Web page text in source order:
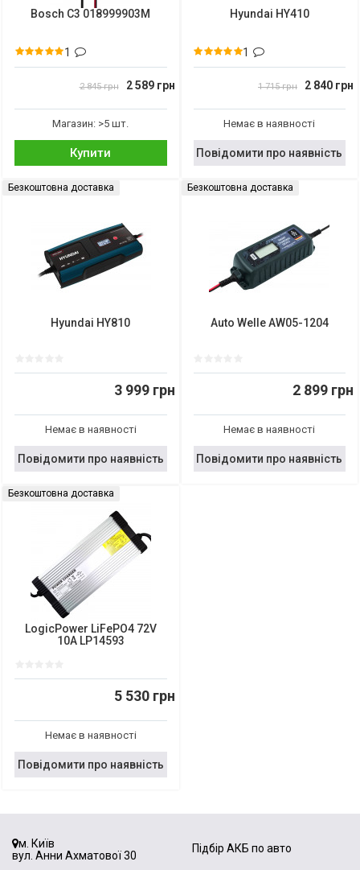
Bosch C3 018999903M
1
2 845 грн 2 589 грн
Магазин: >5 шт.
Купити
Hyundai HY410
1
1 715 грн 2 840 грн
Немає в наявності
Повідомити про наявність
Безкоштовна доставка
Hyundai HY810
3 999 грн
Немає в наявності
Повідомити про наявність
Безкоштовна доставка
Auto Welle AW05-1204
2 899 грн
Немає в наявності
Повідомити про наявність
Безкоштовна доставка
LogicPower LiFePO4 72V
10A LP14593
5 530 грн
Немає в наявності
Повідомити про наявність
м. Київ
вул. Анни Ахматової 30
Підбір АКБ по авто